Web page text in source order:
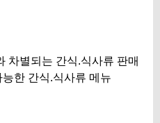
차별되는 간식.식사류 판매
한 간식.식사류 메뉴